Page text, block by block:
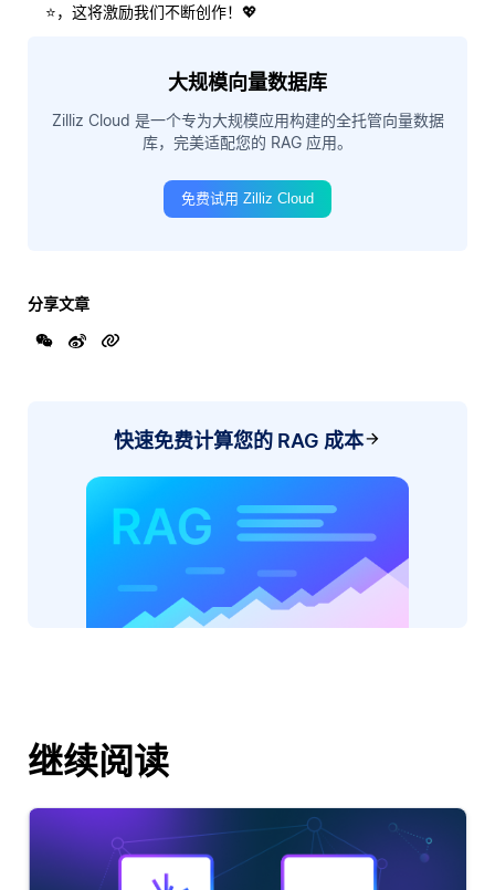
⭐，这将激励我们不断创作！💖
大规模向量数据库
Zilliz Cloud 是一个专为大规模应用构建的全托管向量数据
库，完美适配您的 RAG 应用。
免费试用 Zilliz Cloud
分享文章
快速免费计算您的 RAG 成本
继续阅读